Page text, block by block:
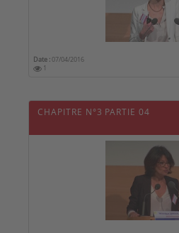
Date :07/04/2016
1
CHAPITRE N°3 PARTIE 04